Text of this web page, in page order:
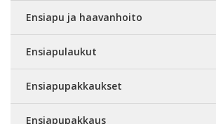
Ensiapu ja haavanhoito
Ensiapulaukut
Ensiapupakkaukset
Ensiapupakkaus